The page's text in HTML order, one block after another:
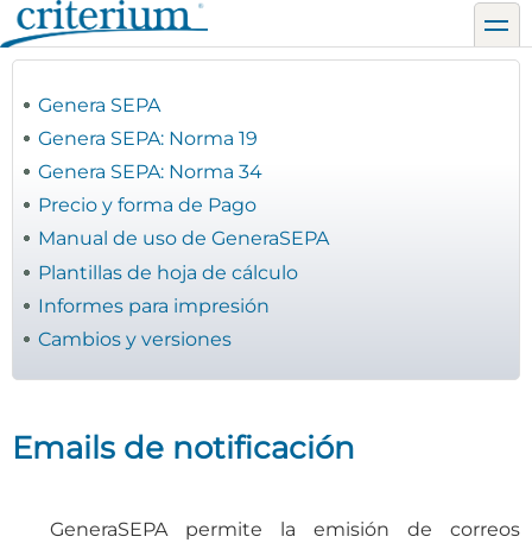
Pasar
al
principal
Genera SEPA
Genera SEPA: Norma 19
Genera SEPA: Norma 34
Precio y forma de Pago
Manual de uso de GeneraSEPA
Plantillas de hoja de cálculo
Informes para impresión
Cambios y versiones
Emails de notificación
GeneraSEPA permite la emisión de correos